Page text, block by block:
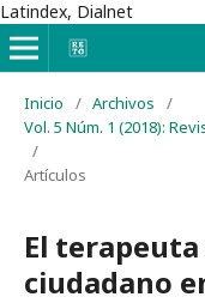
Latindex, Dialnet
Inicio / Archivos
/
Vol. 5 Núm. 1 (2018):
/
Artículos
El
ciudadano